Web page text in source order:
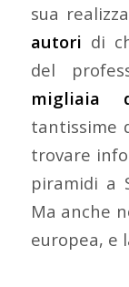
sua
autori di
del
migliaia
tantissime
trovare
piramidi a
Ma anche
europea, e